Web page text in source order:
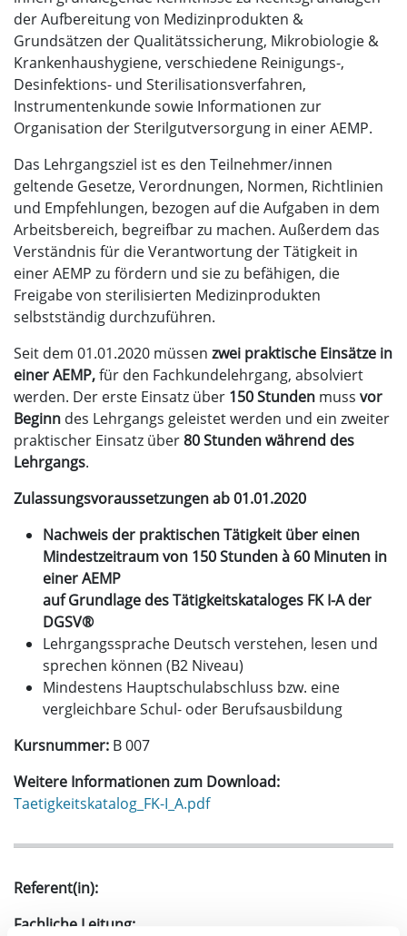
der Aufbereitung von Medizinprodukten &
Grundsätzen der Qualitätssicherung, Mikrobiologie &
Krankenhaushygiene, verschiedene Reinigungs-,
Desinfektions- und Sterilisationsverfahren,
Instrumentenkunde sowie Informationen zur
Organisation der Sterilgutversorgung in einer AEMP.
Das Lehrgangsziel ist es den Teilnehmer/innen
geltende Gesetze, Verordnungen, Normen, Richtlinien
und Empfehlungen, bezogen auf die Aufgaben in dem
Arbeitsbereich, begreifbar zu machen. Außerdem das
Verständnis für die Verantwortung der Tätigkeit in
einer AEMP zu fördern und sie zu befähigen, die
Freigabe von sterilisierten Medizinprodukten
selbstständig durchzuführen.
Seit dem 01.01.2020 müssen zwei praktische Einsätze in
einer AEMP,für den Fachkundelehrgang, absolviert
werden. Der erste Einsatz über 150 Stunden muss vor
Beginn des Lehrgangs geleistet werden und ein zweiter
praktischer Einsatz über80 Stunden während des
Lehrgangs.
Zulassungsvoraussetzungen ab 01.01.2020
Nachweis der praktischen Tätigkeit über einen
Mindestzeitraum von 150 Stunden à 60 Minuten in
einer AEMP
auf Grundlage des Tätigkeitskataloges FK I-A der
DGSV®
Lehrgangssprache Deutsch verstehen, lesen und
sprechen können (B2 Niveau)
Mindestens Hauptschulabschluss bzw. eine
vergleichbare Schul- oder Berufsausbildung
Kursnummer: B 007
Weitere Informationen zum Download:
Taetigkeitskatalog_FK-I_A.pdf
Referent(in):
Fachliche Leitung: